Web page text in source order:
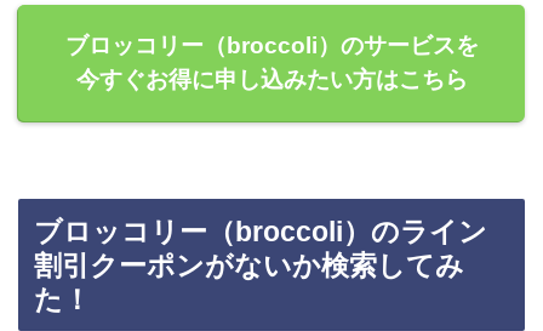
ブロッコリー（broccoli）のサービスを
今すぐお得に申し込みたい方はこちら
ブロッコリー（broccoli）のライン
割引クーポンがないか検索してみ
た！